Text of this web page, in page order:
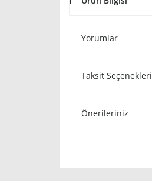
Yorumlar
Taksit Seçenekleri
Önerileriniz